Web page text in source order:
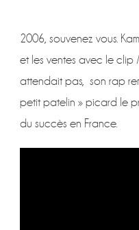
2006, souvenez vous.
et les ventes avec le clip
attendait pas, son rap
petit patelin » picard le
du succès en France.